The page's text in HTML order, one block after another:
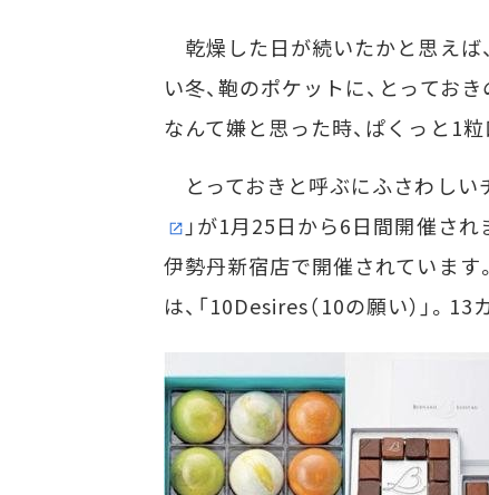
乾燥した日が続いたかと思えば
い冬、鞄のポケットに、とってお
なんて嫌と思った時、ぱくっと1
とっておきと呼ぶにふさわしい
」が1月25日から6日間開催さ
伊勢丹新宿店で開催されていま
は、「10Desires（10の願い）」。